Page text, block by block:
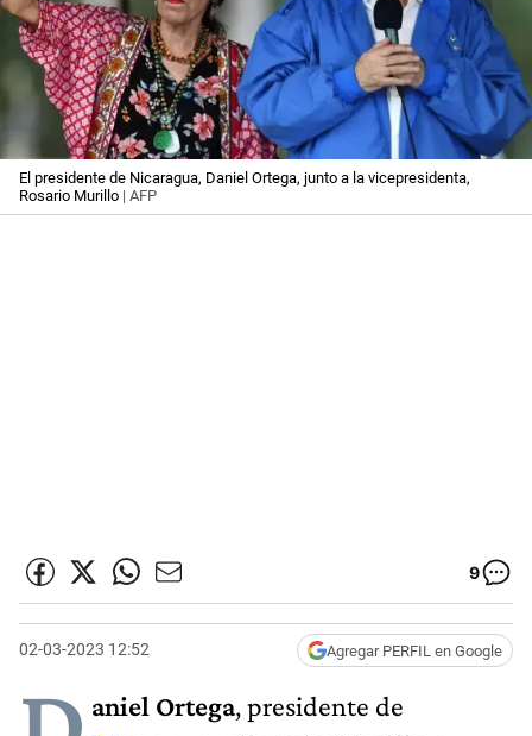
El presidente de Nicaragua, Daniel Ortega, junto a la vicepresidenta,
Rosario Murillo | AFP
9
02-03-2023 12:52 Agregar PERFIL en Google
aniel Ortega, presidente de